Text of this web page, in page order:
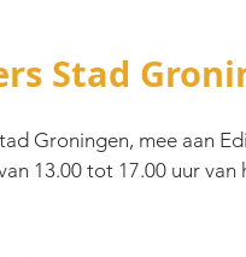
Stad
Groningen, mee aan
13.00 tot 17.00 uur van